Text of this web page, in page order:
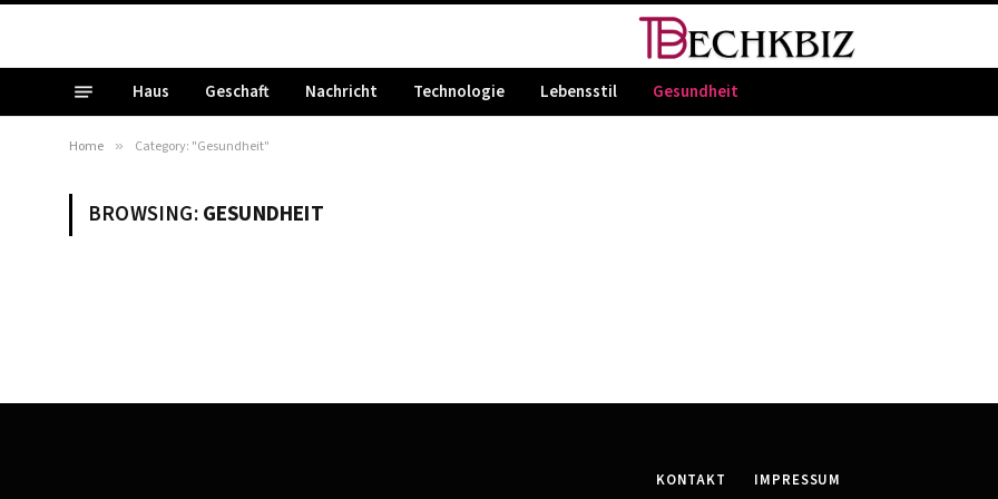
Haus Geschaft Nachricht Technologie Lebensstil Gesundheit
Home » Category: "Gesundheit"
BROWSING:GESUNDHEIT
KONTAKT IMPRESSUM